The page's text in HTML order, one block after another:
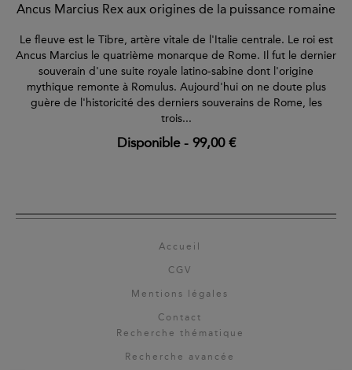
Ancus Marcius Rex aux origines de la puissance romaine
Le fleuve est le Tibre, artère vitale de l'Italie centrale. Le roi est
Ancus Marcius le quatrième monarque de Rome. Il fut le dernier
souverain d'une suite royale latino-sabine dont l'origine
mythique remonte à Romulus. Aujourd'hui on ne doute plus
guère de l'historicité des derniers souverains de Rome, les
trois...
Disponible- 99,00 €
Accueil
CGV
Mentions légales
Contact
Recherche thématique
Recherche avancée